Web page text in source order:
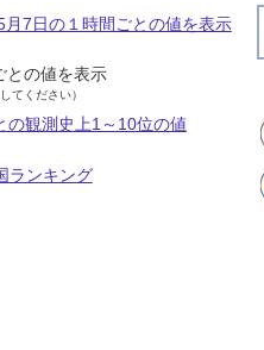
月7日の１時間ごとの値を表示
との値を表示
てください）
の観測史上1～10位の値
ランキング